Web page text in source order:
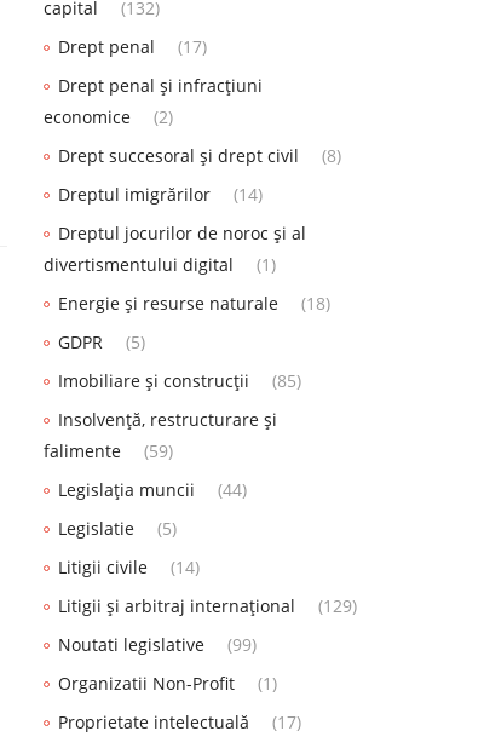
capital
(132)
Drept penal
(17)
Drept penal și infracțiuni
economice
(2)
Drept succesoral și drept civil
(8)
Dreptul imigrărilor
(14)
Dreptul jocurilor de noroc și al
divertismentului digital
(1)
Energie și resurse naturale
(18)
GDPR
(5)
Imobiliare și construcții
(85)
Insolvență, restructurare și
falimente
(59)
Legislația muncii
(44)
Legislatie
(5)
Litigii civile
(14)
Litigii și arbitraj internațional
(129)
Noutati legislative
(99)
Organizatii Non-Profit
(1)
Proprietate intelectuală
(17)